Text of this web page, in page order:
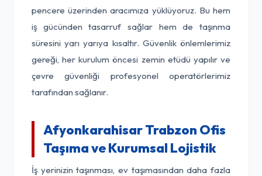
pencere üzerinden aracımıza yüklüyoruz. Bu hem
iş gücünden tasarruf sağlar hem de taşınma
süresini yarı yarıya kısaltır. Güvenlik önlemlerimiz
gereği, her kurulum öncesi zemin etüdü yapılır ve
çevre güvenliği profesyonel operatörlerimiz
tarafından sağlanır.
Afyonkarahisar Trabzon Ofis
Taşıma ve Kurumsal Lojistik
İş yerinizin taşınması, ev taşımasından daha fazla